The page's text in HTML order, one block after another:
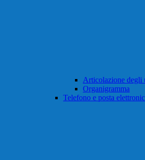
Articolazione degli
Organigramma
Telefono e posta